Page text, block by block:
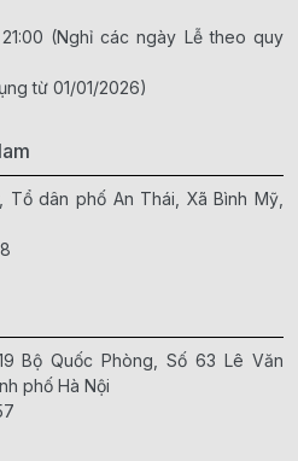
(Nghỉ các ngày Lễ theo quy
từ 01/01/2026)
dân phố An Thái, Xã Bình Mỹ,
Bộ Quốc Phòng, Số 63 Lê Văn
phố Hà Nội